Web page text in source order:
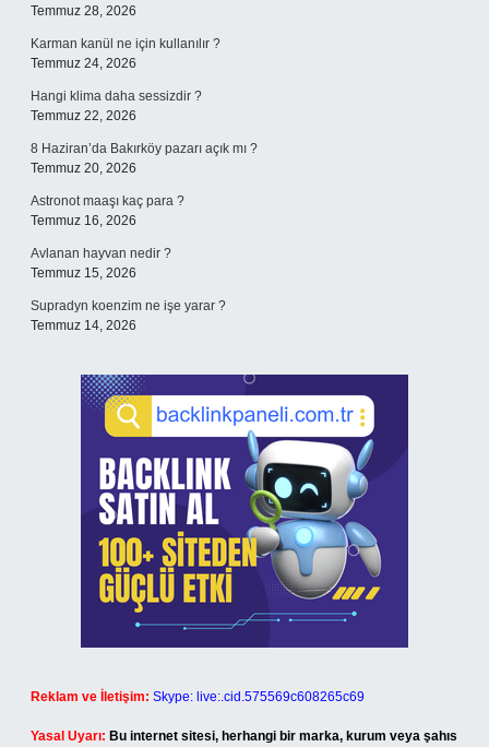
Temmuz 28, 2026
Karman kanül ne için kullanılır ?
Temmuz 24, 2026
Hangi klima daha sessizdir ?
Temmuz 22, 2026
8 Haziran’da Bakırköy pazarı açık mı ?
Temmuz 20, 2026
Astronot maaşı kaç para ?
Temmuz 16, 2026
Avlanan hayvan nedir ?
Temmuz 15, 2026
Supradyn koenzim ne işe yarar ?
Temmuz 14, 2026
Reklam ve İletişim: Skype: live:.cid.575569c608265c69
Yasal Uyarı: Bu internet sitesi, herhangi bir marka, kurum veya şahıs